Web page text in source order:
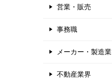
営業・販売
事務職
メーカー・製造業
不動産業界